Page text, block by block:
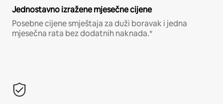
Jednostavno izražene mjesečne cijene
Posebne cijene smještaja za duži boravak i jedna
mjesečna rata bez dodatnih naknada.*